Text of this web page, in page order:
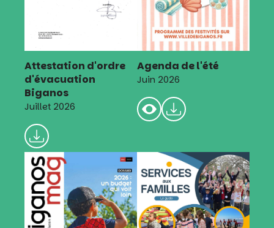
Attestation d'ordre
d'évacuation
Biganos
Juillet 2026
Agenda de l'été
Juin 2026